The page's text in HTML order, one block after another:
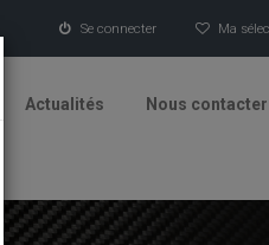
Se connecter Ma
Actualités Nous contacter